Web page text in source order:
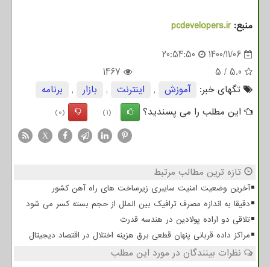
منبع:pcdevelopers.ir
1400/11/06
20:54:50
5.0
/
5
1467
تگهای خبر:
آموزش , اینترنت , بازار ,
برنامه
این مطلب را می پسندید؟
(1)
(0)
X
تازه ترین مطالب مرتبط
آخرین وضعیت امنیت سایبری زیرساخت های راه آهن کشور
دقیقا به اندازه مصرف ترافیک بین الملل از حجم بسته کسر می شود
تلاقی دو اراده پولادین در هندسه قدرت
مراکز داده قربانی پنهان قطعی برق هزینه اختلال در اقتصاد دیجیتال
نظرات بینندگان در مورد این مطلب